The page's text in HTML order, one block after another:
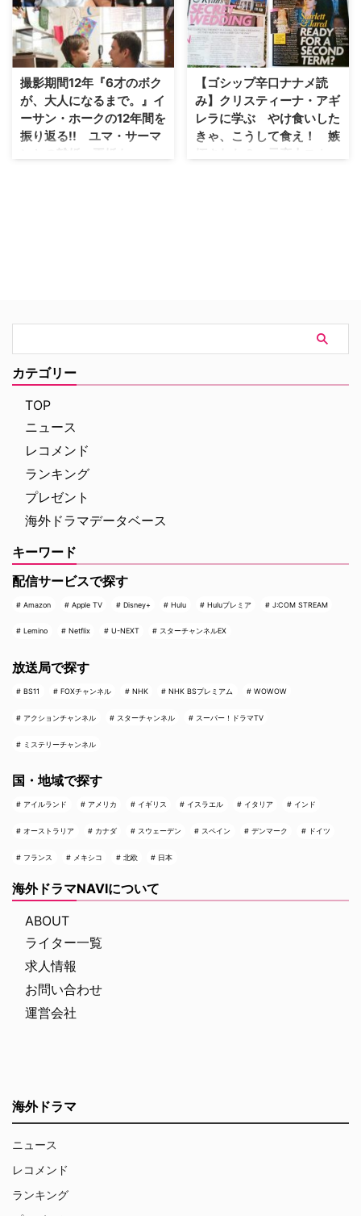
そのTVシリーズの設定が明らか
になったことを、米
Entertainment Weeklyなどが報
じた。 『パージ』は、『パラノ
シディアス』のジェイソン・ブラ
ムと、『トラ…
く野心作『ドローン・オブ・ウォ
ー』(原題：GOOD KILL)が、10
月1日（木）よりTOHOシネマズ
六本木ほかにて全国ロードショー
となる。 【関連記事】『MAD
MEN』ジョン・ハムが主演男優
賞を獲得した第67回エミー賞授
賞式 …
撮影期間12年『6才のボク
が、大人になるまで。』イ
ーサン・ホークの12年間を
振り返る!! ユマ・サーマ
ンとの離婚、再婚も…
【ゴシップ辛口ナナメ読
み】クリスティーナ・アギ
レラに学ぶ やけ食いした
きゃ、こうして食え！ 嫉
妬された？ 元恋人スカー
の"といった方がガゼン合うと思
うのは私だけでしょうか？ 「え
え、私はスターざんすよ」、そん
ステファニー…
カテゴリー
TOP
ニュース
レコメンド
ランキング
プレゼント
海外ドラマデータベース
キーワード
配信サービスで探す
Amazon Apple TV Disney+ Hulu Huluプレミア J:COM STREAM
Lemino Netflix U-NEXT スターチャンネルEX
放送局で探す
BS11 FOXチャンネル NHK NHK BSプレミアム WOWOW
アクションチャンネル スターチャンネル スーパー！ドラマTV
ミステリーチャンネル
国・地域で探す
アイルランド アメリカ イギリス イスラエル イタリア インド
オーストラリア カナダ スウェーデン スペイン デンマーク ドイツ
フランス メキシコ 北欧 日本
海外ドラマNAVIについて
ABOUT
ライター一覧
求人情報
お問い合わせ
運営会社
海外ドラマ
ニュース
レコメンド
ランキング